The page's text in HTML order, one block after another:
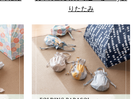
りたたみ